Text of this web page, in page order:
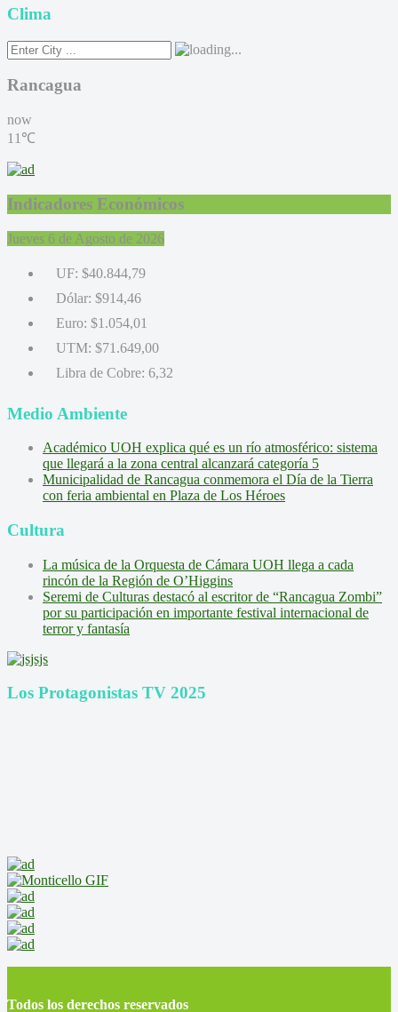
Clima
Rancagua
now
11℃
Indicadores Económicos
Jueves 6 de Agosto de 2026
UF: $40.844,79
Dólar: $914,46
Euro: $1.054,01
UTM: $71.649,00
Libra de Cobre: 6,32
Medio Ambiente
Académico UOH explica qué es un río atmosférico: sistema
que llegará a la zona central alcanzará categoría 5
Municipalidad de Rancagua conmemora el Día de la Tierra
con feria ambiental en Plaza de Los Héroes
Cultura
La música de la Orquesta de Cámara UOH llega a cada
rincón de la Región de O’Higgins
Seremi de Culturas destacó al escritor de “Rancagua Zombi”
por su participación en importante festival internacional de
terror y fantasía
Los Protagonistas TV 2025
Todos los derechos reservados